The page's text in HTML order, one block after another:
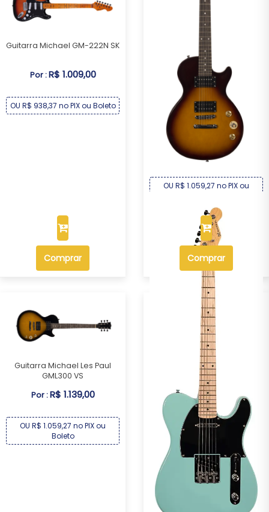
Guitarra Michael GM-222N SK
Por :R$ 1.009,00
OU R$ 938,37 no PIX ou Boleto
Comprar
Guitarra Michael Les Paul
Por :R$ 1.139,00
OU R$ 1.059,27 no PIX ou
Comprar
Guitarra Michael Les Paul
GML300 VS
Por :R$ 1.139,00
OU R$ 1.059,27 no PIX ou
Boleto
Guitarra Michael Telecaster
GM385N AB
R$ 1.209,00
OU R$ 1.124,37 no PIX ou